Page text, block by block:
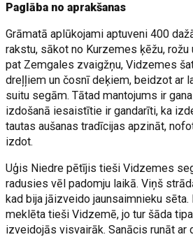
Paglāba no aprakšanas
Grāmatā aplūkojami aptuveni 400
rakstu, sākot no Kurzemes ķēžu,
pat Zemgales zvaigžņu, Vidzemes
dreļļiem un čosnī deķiem, beidzot ar
suitu segām. Tātad mantojums ir
izdošanā iesaistītie ir gandarīti, ka
tautas aušanas tradīcijas apzināt,
izdot.
Uģis Niedre pētījis tieši Vidzemes
radusies vēl padomju laikā. Viņš
kad bija jāizveido jaunsaimnieku
meklēta tieši Vidzemē, jo tur šāda
izveidojās visvairāk. Sanācis runāt ar